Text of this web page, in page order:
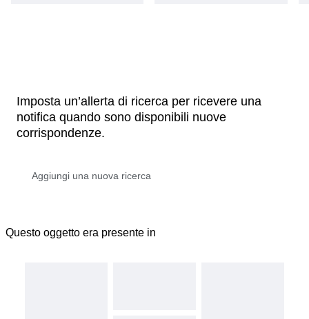
Imposta un’allerta di ricerca per ricevere una
notifica quando sono disponibili nuove
corrispondenze.
Questo oggetto era presente in